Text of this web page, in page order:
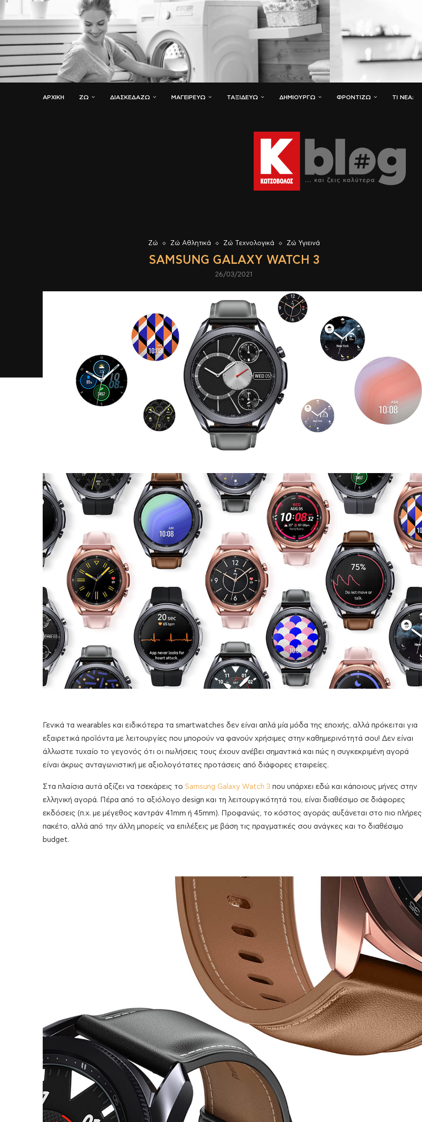
ΑΡΧΙΚΗ ΖΏ ΔΙΑΣΚΕΔΆΖΩ ΜΑΓΕΙΡΕΎΩ ΤΑΞΙΔΕΎΩ ΔΗΜΙΟΥΡΓΏ ΦΡΟΝΤΊΖΩ ΤΙ ΝΈΑ;
Ζώ Ζώ Αθλητικά Ζώ Τεχνολογικά Ζώ Υγιεινά
SAMSUNG GALAXY WATCH 3
26/03/2021
Γενικά τα wearables και ειδικότερα τα smartwatches δεν είναι απλά μία μόδα της εποχής, αλλά πρόκειται για
εξαιρετικά προϊόντα με λειτουργίες που μπορούν να φανούν χρήσιμες στην καθημερινότητά σου! Δεν είναι
άλλωστε τυχαίο το γεγονός ότι οι πωλήσεις τους έχουν ανέβει σημαντικά και πώς η συγκεκριμένη αγορά
είναι άκρως ανταγωνιστική με αξιολογότατες προτάσεις από διάφορες εταιρείες.
Στα πλαίσια αυτά αξίζει να τσεκάρεις το Samsung Galaxy Watch 3 που υπάρχει εδώ και κάποιους μήνες στην
ελληνική αγορά. Πέρα από το αξιόλογο design και τη λειτουργικότητά του, είναι διαθέσιμο σε διάφορες
εκδόσεις (π.χ. με μέγεθος καντράν 41mm ή 45mm). Προφανώς, το κόστος αγοράς αυξάνεται στο πιο πλήρες
πακέτο, αλλά από την άλλη μπορείς να επιλέξεις με βάση τις πραγματικές σου ανάγκες και το διαθέσιμο
budget.